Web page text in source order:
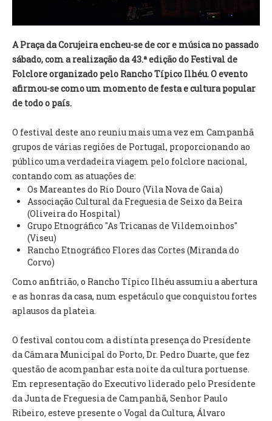
CONSTITUIÇÃO
PRESIDENTE
EXECUTIVO E PELOUROS
ASSEMBLEIA DE FREGUESIA
GRAVAÇÕES DAS REUNIÕES PÚBLICAS DO EXECUTIVO
DOCUMENTOS
ATAS E DOCUMENTOS DA ASSEMBLEIA
EDITAIS
REGULAMENTOS E TAXAS
PLANO E ORÇAMENTO
RELATÓRIO E CONTAS
INVENTÁRIO
RECRUTAMENTO PESSOAL
CÓDIGO DE CONDUTA
ORÇAMENTO COLABORATIVO
FUNDO DE APOIO AO ASSOCIATIVISMO
SUBVENÇÕES PÚBLICAS
SERVIÇOS
GERAIS
SECRETARIA
CANÍDEOS
A Praça da Corujeira encheu-se de cor e música no passado
sábado, com a realização da 43.ª edição do Festival de
Folclore organizado pelo Rancho Típico Ilhéu. O evento
afirmou-se como um momento de festa e cultura popular
de todo o país.
O festival deste ano reuniu mais uma vez em Campanhã
grupos de várias regiões de Portugal, proporcionando ao
público uma verdadeira viagem pelo folclore nacional,
contando com as atuações de:
Os Mareantes do Rio Douro (Vila Nova de Gaia)
Associação Cultural da Freguesia de Seixo da Beira
(Oliveira do Hospital)
Grupo Etnográfico "As Tricanas de Vildemoinhos"
(Viseu)
Rancho Etnográfico Flores das Cortes (Miranda do
Corvo)
Como anfitrião, o Rancho Típico Ilhéu assumiu a abertura
e as honras da casa, num espetáculo que conquistou fortes
aplausos da plateia.
O festival contou com a distinta presença do Presidente
da Câmara Municipal do Porto, Dr. Pedro Duarte, que fez
questão de acompanhar esta noite da cultura portuense.
Em representação do Executivo liderado pelo Presidente
da Junta de Freguesia de Campanhã, Senhor Paulo
Ribeiro, esteve presente o Vogal da Cultura, Álvaro